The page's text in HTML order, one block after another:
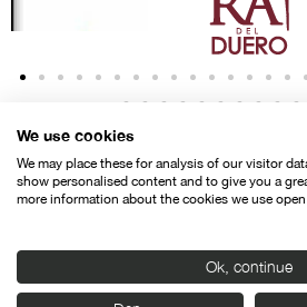
Política de privacidad
© SEMINCI – Semana Internacional de Cine
We use cookies
We may place these for analysis of our visitor
show personalised content and to give you a
more information about the cookies we use
Ok, continue